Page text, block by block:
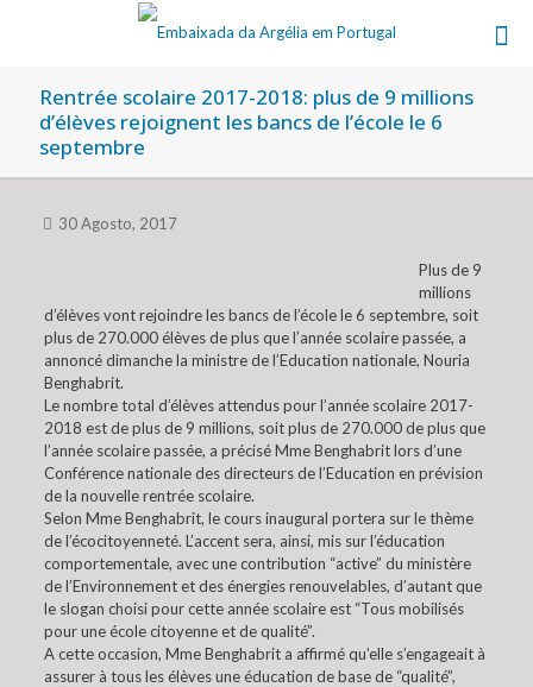
Rentrée scolaire 2017-2018: plus de 9 millions
d’élèves rejoignent les bancs de l’école le 6
septembre
30 Agosto, 2017
Plus de 9
millions
d’élèves vont rejoindre les bancs de l’école le 6 septembre, soit
plus de 270.000 élèves de plus que l’année scolaire passée, a
annoncé dimanche la ministre de l’Education nationale, Nouria
Benghabrit.
Le nombre total d’élèves attendus pour l’année scolaire 2017-
2018 est de plus de 9 millions, soit plus de 270.000 de plus que
l’année scolaire passée, a précisé Mme Benghabrit lors d’une
Conférence nationale des directeurs de l’Education en prévision
de la nouvelle rentrée scolaire.
Selon Mme Benghabrit, le cours inaugural portera sur le thème
de l’écocitoyenneté. L’accent sera, ainsi, mis sur l’éducation
comportementale, avec une contribution “active” du ministère
de l’Environnement et des énergies renouvelables, d’autant que
le slogan choisi pour cette année scolaire est “Tous mobilisés
pour une école citoyenne et de qualité”.
A cette occasion, Mme Benghabrit a affirmé qu’elle s’engageait à
assurer à tous les élèves une éducation de base de “qualité”,